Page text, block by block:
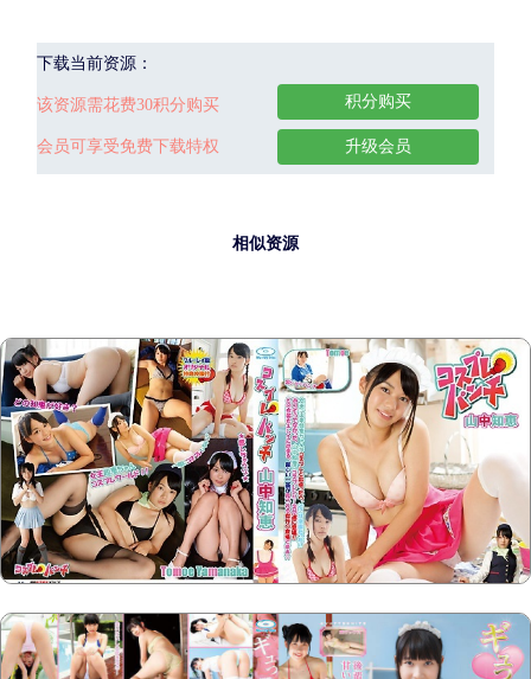
下载当前资源：
该资源需花费30积分购买
会员可享受免费下载特权
积分购买
升级会员
相似资源